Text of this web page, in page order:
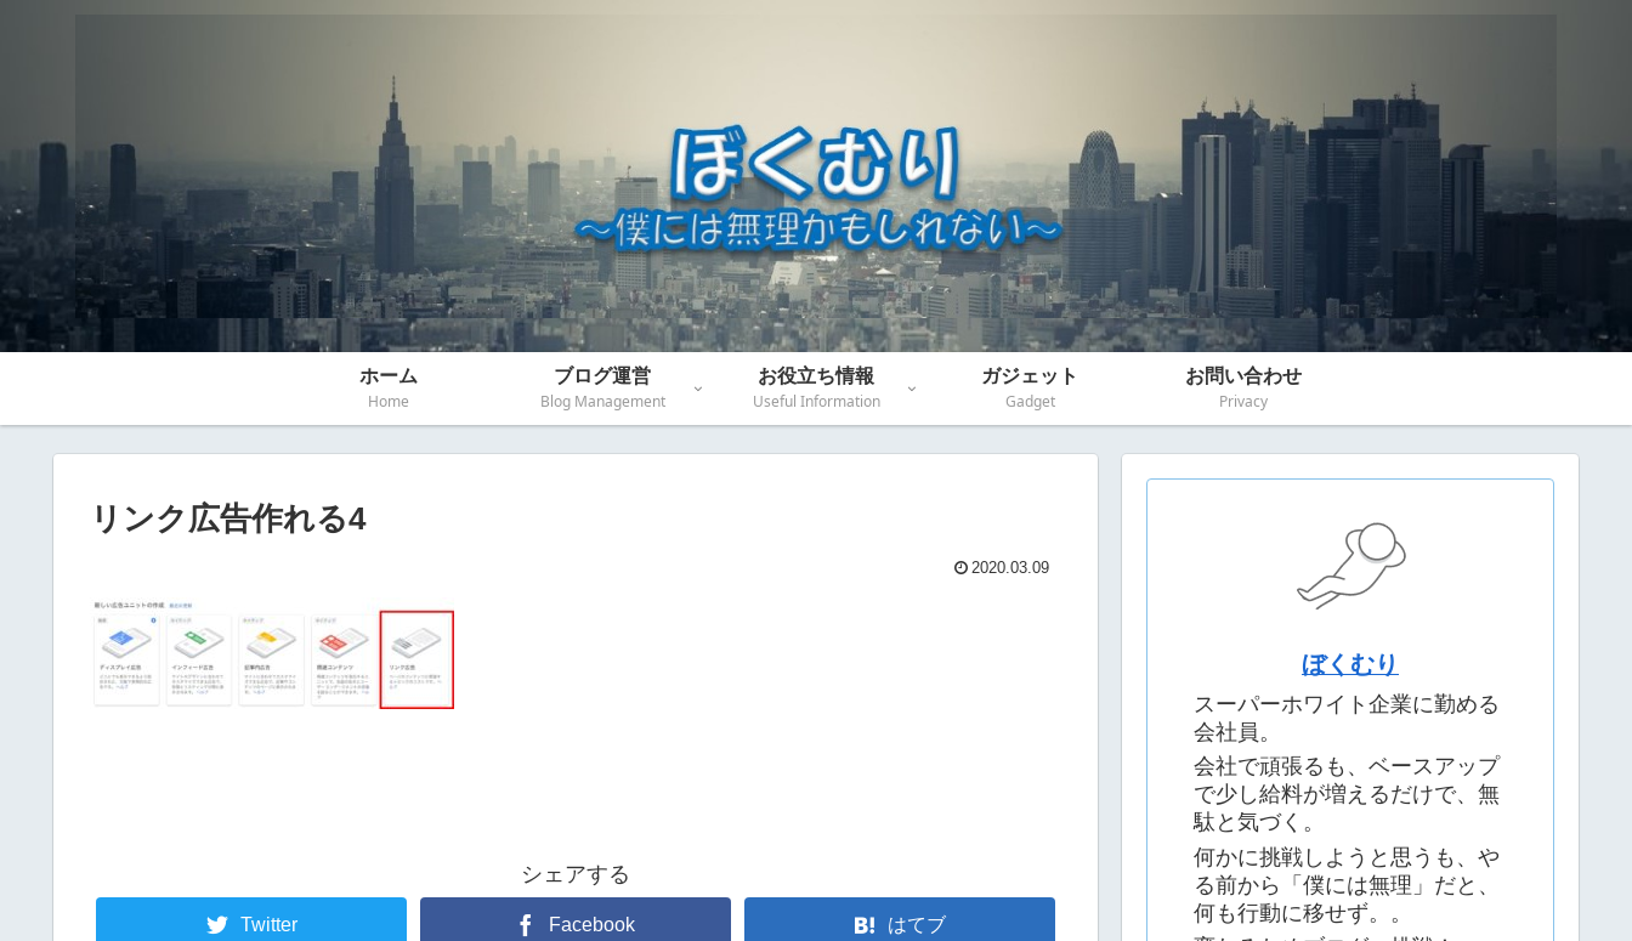
ホーム
Home
ブログ運営
Blog Management
お役立ち情報
Useful Information
ガジェット
Gadget
お問い合わせ
Privacy
リンク広告作れる4
2020.03.09
シェアする
Twitter Facebook はてブ
ぼくむり
スーパーホワイト企業に勤める
会社員。
会社で頑張るも、ベースアップ
で少し給料が増えるだけで、無
駄と気づく。
何かに挑戦しようと思うも、や
る前から「僕には無理」だと、
何も行動に移せず。。